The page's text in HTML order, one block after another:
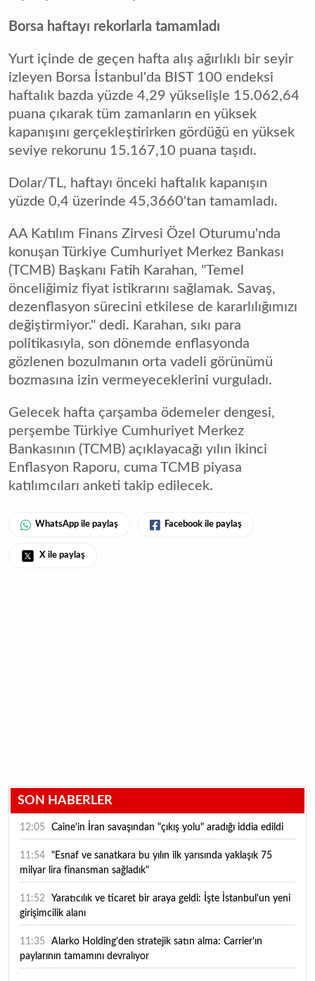
Borsa haftayı rekorlarla tamamladı
Yurt içinde de geçen hafta alış ağırlıklı bir seyir
izleyen Borsa İstanbul'da BIST 100 endeksi
haftalık bazda yüzde 4,29 yükselişle 15.062,64
puana çıkarak tüm zamanların en yüksek
kapanışını gerçekleştirirken gördüğü en yüksek
seviye rekorunu 15.167,10 puana taşıdı.
Dolar/TL, haftayı önceki haftalık kapanışın
yüzde 0,4 üzerinde 45,3660'tan tamamladı.
AA Katılım Finans Zirvesi Özel Oturumu'nda
konuşan Türkiye Cumhuriyet Merkez Bankası
(TCMB) Başkanı Fatih Karahan, "Temel
önceliğimiz fiyat istikrarını sağlamak. Savaş,
dezenflasyon sürecini etkilese de kararlılığımızı
değiştirmiyor." dedi. Karahan, sıkı para
politikasıyla, son dönemde enflasyonda
gözlenen bozulmanın orta vadeli görünümü
bozmasına izin vermeyeceklerini vurguladı.
Gelecek hafta çarşamba ödemeler dengesi,
perşembe Türkiye Cumhuriyet Merkez
Bankasının (TCMB) açıklayacağı yılın ikinci
Enflasyon Raporu, cuma TCMB piyasa
katılımcıları anketi takip edilecek.
WhatsApp ile paylaş Facebook ile paylaş
X ile paylaş
SON HABERLER
12:05 Caine'in İran savaşından "çıkış yolu" aradığı iddia edildi
11:54
milyar lira finansman sağladık"
11:52
girişimcilik alanı
11:35
paylarının tamamını devralıyor